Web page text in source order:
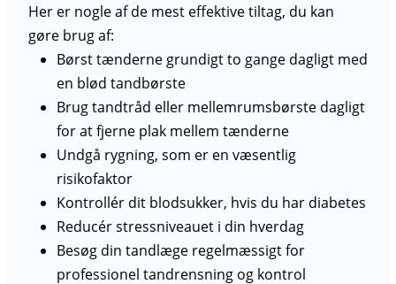
Her er nogle af de mest effektive tiltag, du kan
gøre brug af:
Børst tænderne grundigt to gange dagligt med
en blød tandbørste
Brug tandtråd eller mellemrumsbørste dagligt
for at fjerne plak mellem tænderne
Undgå rygning, som er en væsentlig
risikofaktor
Kontrollér dit blodsukker, hvis du har diabetes
Reducér stressniveauet i din hverdag
Besøg din tandlæge regelmæssigt for
professionel tandrensning og kontrol